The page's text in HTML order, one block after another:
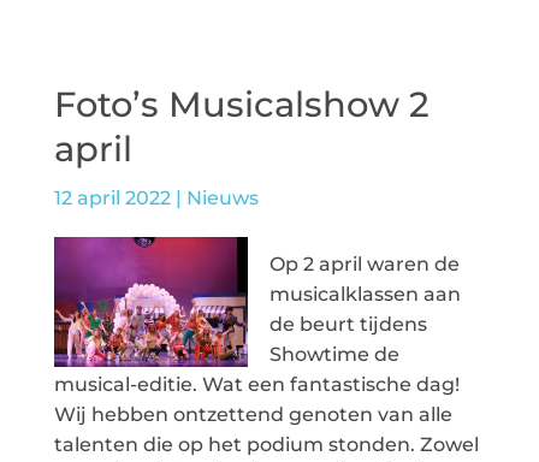
Foto’s Musicalshow 2
april
12 april 2022| Nieuws
Op 2 april waren de
musicalklassen aan
de beurt tijdens
Showtime de
musical-editie. Wat een fantastische dag!
Wij hebben ontzettend genoten van alle
talenten die op het podium stonden. Zowel